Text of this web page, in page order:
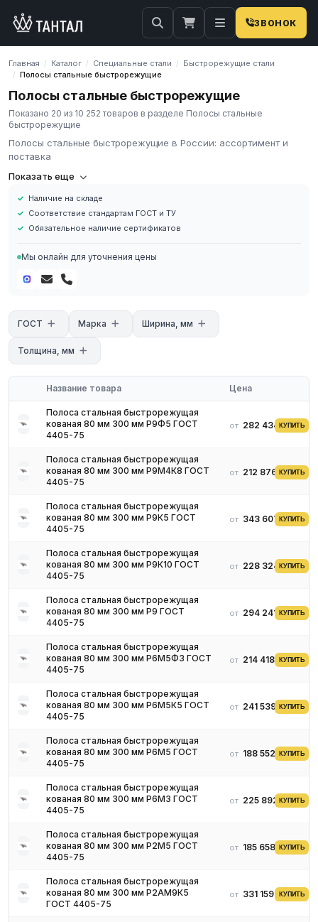
ЗВОНОК
Главная / Каталог / Специальные стали / Быстрорежущие стали
/ Полосы стальные быстрорежущие
Полосы стальные быстрорежущие
Показано 20 из 10 252 товаров в разделе Полосы стальные
быстрорежущие
Полосы стальные быстрорежущие в России: ассортимент и
поставка
Полосы стальные быстрорежущие в России
прямоугольного сечения из сталей Р6М5, Р18, Р9. Основная
заготовка для изготовления составных режущих инструментов
с напаянными пластинами, ножей, лезвий и вставок.
ГОСТ 103 (полосы стальные горячекатаные).
Характеристики
Марки стали: Р6М5, Р18, Р9, Р12
Ширина: 10–200 мм
Толщина: 4–50 мм
Твёрдость после термообработки: HRC 63–66
Применение
Пластины и напайки для составных токарных и строгальных
резцов
Ножи для деревообрабатывающего и бумагорезательного
оборудования
Протяжки и долбяки плоской формы
Нестандартные лезвия и скребки повышенной
Условия поставки
Наличие на складе в России
Доставка по всей России
Резка в размер по вашим требованиям
Сертификат качества с химсоставом и твёрдостью
Показать еще
Наличие на складе
Соответствие стандартам ГОСТ и ТУ
Обязательное наличие сертификатов
Мы онлайн для уточнения цены
ГОСТ Марка Ширина, мм
Толщина, мм
Название товара Цена
Полоса стальная быстрорежущая
кованая 80 мм 300 мм Р9Ф5 ГОСТ
4405-75
от 282 434 ₽КУПИТЬ
Полоса стальная быстрорежущая
кованая 80 мм 300 мм Р9М4К8 ГОСТ
4405-75
от 212 876 ₽КУПИТЬ
Полоса стальная быстрорежущая
кованая 80 мм 300 мм Р9К5 ГОСТ
4405-75
от 343 607 ₽КУПИТЬ
Полоса стальная быстрорежущая
кованая 80 мм 300 мм Р9К10 ГОСТ
4405-75
от 228 324 ₽КУПИТЬ
Полоса стальная быстрорежущая
кованая 80 мм 300 мм Р9 ГОСТ
4405-75
от 294 241 ₽КУПИТЬ
Полоса стальная быстрорежущая
кованая 80 мм 300 мм Р6М5Ф3 ГОСТ
4405-75
от 214 418 ₽КУПИТЬ
Полоса стальная быстрорежущая
кованая 80 мм 300 мм Р6М5К5 ГОСТ
4405-75
от 241 539 ₽КУПИТЬ
Полоса стальная быстрорежущая
кованая 80 мм 300 мм Р6М5 ГОСТ
4405-75
от 188 552 ₽КУПИТЬ
Полоса стальная быстрорежущая
кованая 80 мм 300 мм Р6М3 ГОСТ
4405-75
от 225 892 ₽КУПИТЬ
Полоса стальная быстрорежущая
кованая 80 мм 300 мм Р2М5 ГОСТ
4405-75
от 185 658 ₽КУПИТЬ
Полоса стальная быстрорежущая
кованая 80 мм 300 мм Р2АМ9К5
ГОСТ 4405-75
от 331 159 ₽КУПИТЬ